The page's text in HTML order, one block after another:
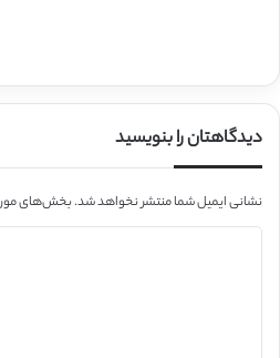
دیدگاهتان را بنویسید
نشانی ایمیل شما منتشر نخواهد شد.بخش‌های